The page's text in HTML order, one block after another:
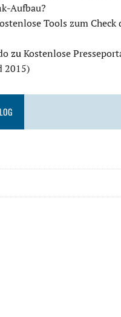
Aufbau?
Tools zum Check
zuKostenlose
2015)